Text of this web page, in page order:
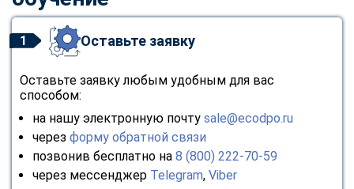
1 Оставьте заявку
Оставьте заявку любым удобным для вас
способом:
на нашу электронную почту sale@ecodpo.ru
через форму обратной связи
позвонив бесплатно на 8 (800) 222-70-59
через мессенджер Telegram, Viber